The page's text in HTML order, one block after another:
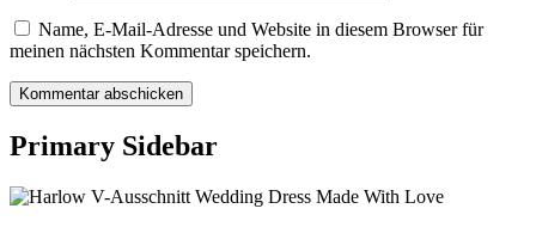
Name, E-Mail-Adresse und Website in diesem Browser für
meinen nächsten Kommentar speichern.
Primary Sidebar